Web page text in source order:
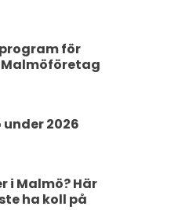
för
2026
i Malmö? Här
ha koll på